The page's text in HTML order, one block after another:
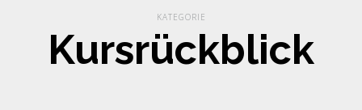
KATEGORIE
Kursrückblick